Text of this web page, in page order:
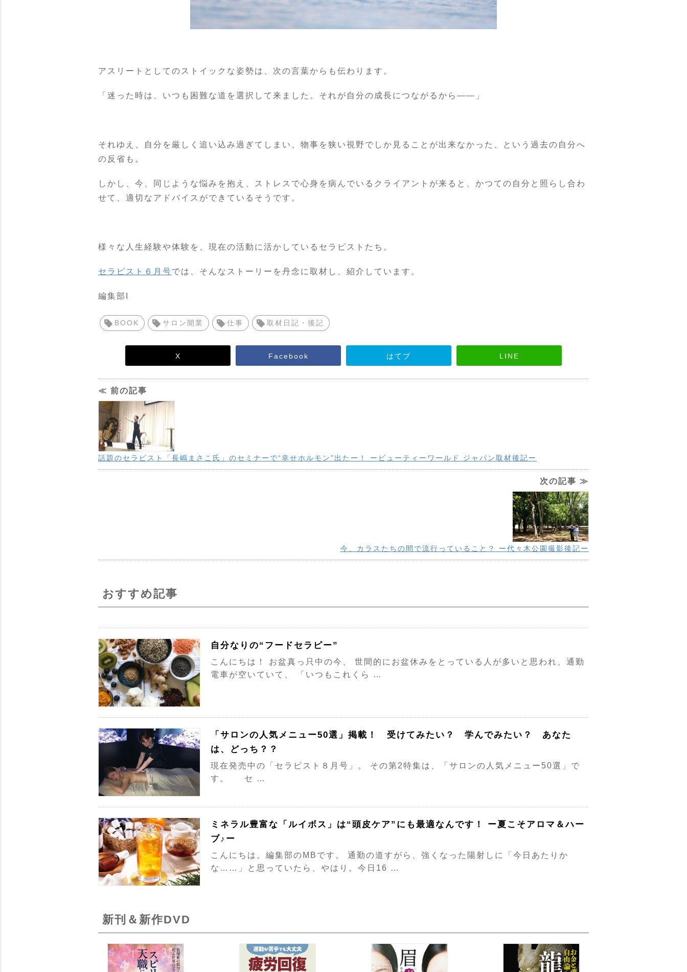
アスリートとしてのストイックな姿勢は、次の言葉からも伝わります。
「迷った時は、いつも困難な道を選択して来ました。それが自分の成長につながるから――」
それゆえ、自分を厳しく追い込み過ぎてしまい、物事を狭い視野でしか見ることが出来なかった、という過去の自分へ
の反省も。
しかし、今、同じような悩みを抱え、ストレスで心身を病んでいるクライアントが来ると、かつての自分と照らし合わ
せて、適切なアドバイスができているそうです。
様々な人生経験や体験を、現在の活動に活かしているセラピストたち。
セラピスト６月号では、そんなストーリーを丹念に取材し、紹介しています。
編集部I
BOOK サロン開業 仕事 取材日記・後記
X Facebook はてブ LINE
≪ 前の記事
話題のセラピスト「長嶋まさこ氏」のセミナーで“幸せホルモン”出たー！ ービューティーワールド ジャパン取材後記ー
次の記事 ≫
今、カラスたちの間で流行っていること？ ー代々木公園撮影後記ー
おすすめ記事
自分なりの“フードセラピー”
こんにちは！ お盆真っ只中の今、 世間的にお盆休みをとっている人が多いと思われ、通勤
電車が空いていて、 「いつもこれくら …
「サロンの人気メニュー50選」掲載！ 受けてみたい？ 学んでみたい？ あなた
は、どっち？？
現在発売中の「セラピスト８月号」。 その第2特集は、「サロンの人気メニュー50選」で
す。 セ …
ミネラル豊富な「ルイボス」は“頭皮ケア”にも最適なんです！ ー夏こそアロマ＆ハー
ブ♪ー
こんにちは。編集部のMBです。 通勤の道すがら、強くなった陽射しに「今日あたりか
な……」と思っていたら、やはり。今日16 …
新刊＆新作DVD